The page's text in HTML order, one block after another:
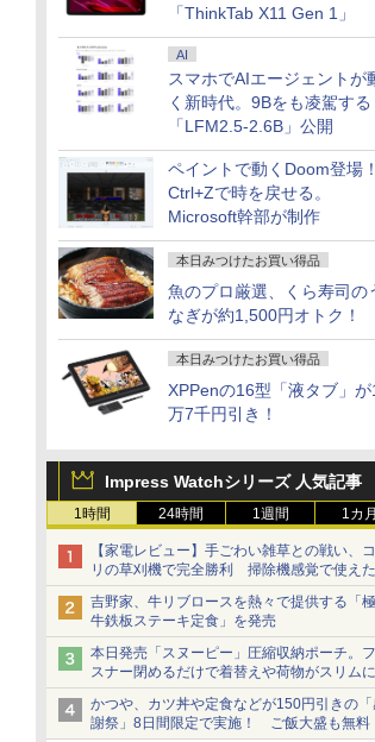
「ThinkTab X11 Gen 1」
AI
スマホでAIエージェントが
く新時代。9Bをも凌駕する
「LFM2.5-2.6B」公開
ペイントで動くDoom登場！
Ctrl+Zで時を戻せる。
Microsoft幹部が制作
本日みつけたお買い得品
魚のプロ厳選、くら寿司の
なぎが約1,500円オトク！
本日みつけたお買い得品
XPPenの16型「液タブ」が
万7千円引き！
Impress Watchシリーズ 人気記事
1時間 24時間 1週間 1カ月
【家電レビュー】手ごわい雑草との戦い、
リの草刈機で完全勝利 掃除機感覚で使えた
吉野家、牛リブロースを熱々で提供する「
牛鉄板ステーキ定食」を発売
本日発売「スヌーピー」圧縮収納ポーチ。
スナー閉めるだけで着替えや荷物がスリム
とまる
かつや、カツ丼や定食などが150円引きの
謝祭」8日間限定で実施！ ご飯大盛も無料